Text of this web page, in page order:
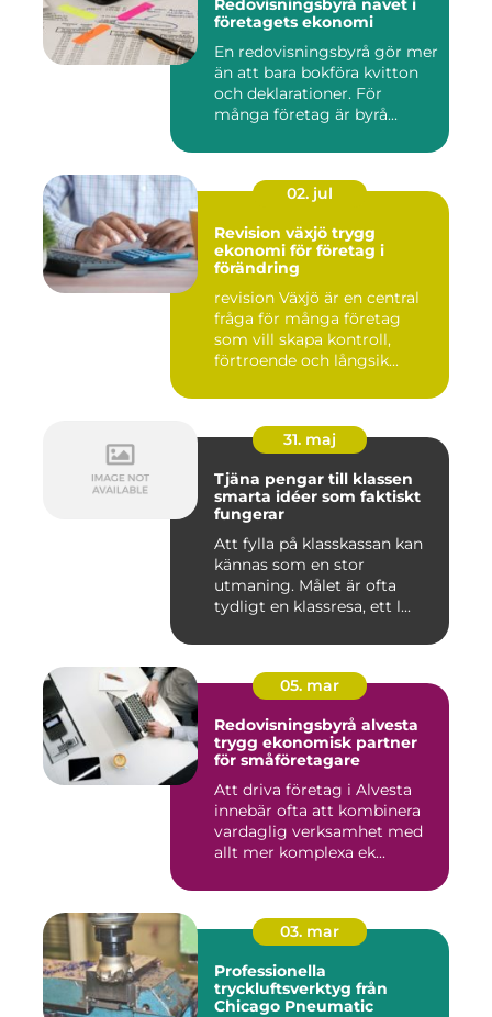
Redovisningsbyrå navet i
företagets ekonomi
En redovisningsbyrå gör mer
än att bara bokföra kvitton
och deklarationer. För
många företag är byrå...
02. jul
Revision växjö trygg
ekonomi för företag i
förändring
revision Växjö är en central
fråga för många företag
som vill skapa kontroll,
förtroende och långsik...
31. maj
Tjäna pengar till klassen
smarta idéer som faktiskt
fungerar
Att fylla på klasskassan kan
kännas som en stor
utmaning. Målet är ofta
tydligt en klassresa, ett l...
05. mar
Redovisningsbyrå alvesta
trygg ekonomisk partner
för småföretagare
Att driva företag i Alvesta
innebär ofta att kombinera
vardaglig verksamhet med
allt mer komplexa ek...
03. mar
Professionella
tryckluftsverktyg från
Chicago Pneumatic